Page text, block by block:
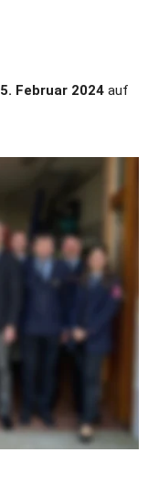
Februar 2024 auf
Aumeier